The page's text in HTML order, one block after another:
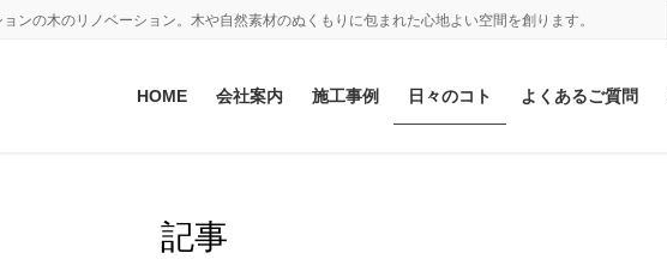
の木のリノベーション。木や自然素材のぬくもりに包まれた心地よい空間を創ります。
HOME 会社案内 施工事例 日々のコト よくあるご質問
記事